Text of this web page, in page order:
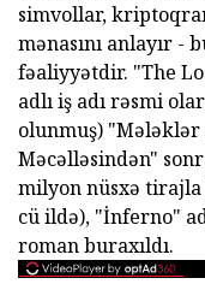
simvollar,
mənasını anlayır -
fəaliyyətdir. "The
adlı iş adı rəsmi
olunmuş) "Mələklər
Məcəlləsindən"
milyon nüsxə tirajla
cü ildə), "İnferno"
roman buraxıldı.